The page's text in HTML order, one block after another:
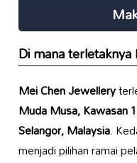
Di mana terletaknya
Mei Chen Jewellery
Muda Musa, Kawasan
Selangor, Malaysia.
menjadi pilihan ramai